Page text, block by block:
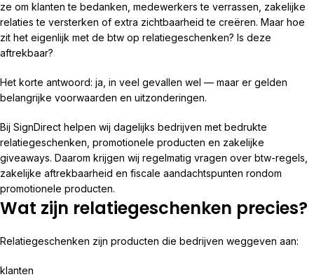
ze om klanten te bedanken, medewerkers te verrassen, zakelijke
relaties te versterken of extra zichtbaarheid te creëren. Maar hoe
zit het eigenlijk met de btw op relatiegeschenken? Is deze
aftrekbaar?
Het korte antwoord: ja, in veel gevallen wel — maar er gelden
belangrijke voorwaarden en uitzonderingen.
Bij SignDirect helpen wij dagelijks bedrijven met bedrukte
relatiegeschenken, promotionele producten en zakelijke
giveaways. Daarom krijgen wij regelmatig vragen over btw-regels,
zakelijke aftrekbaarheid en fiscale aandachtspunten rondom
promotionele producten.
Wat zijn relatiegeschenken precies?
Relatiegeschenken zijn producten die bedrijven weggeven aan:
klanten